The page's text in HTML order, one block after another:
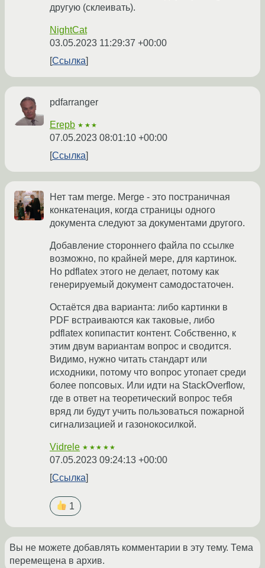
другую (склеивать).
NightCat
03.05.2023 11:29:37 +00:00
Ссылка
pdfarranger
Erepb ★★★
07.05.2023 08:01:10 +00:00
Ссылка
Нет там merge. Merge - это постраничная
конкатенация, когда страницы одного
документа следуют за документами другого.
Добавление стороннего файла по ссылке
возможно, по крайней мере, для картинок.
Но pdflatex этого не делает, потому как
генерируемый документ самодостаточен.
Остаётся два варианта: либо картинки в
PDF встраиваются как таковые, либо
pdflatex копипастит контент. Собственно, к
этим двум вариантам вопрос и сводится.
Видимо, нужно читать стандарт или
исходники, потому что вопрос утопает среди
более попсовых. Или идти на StackOverflow,
где в ответ на теоретический вопрос тебя
вряд ли будут учить пользоваться пожарной
сигнализацией и газонокосилкой.
Vidrele ★★★★★
07.05.2023 09:24:13 +00:00
Ссылка
1
Вы не можете добавлять комментарии в эту тему. Тема
перемещена в архив.